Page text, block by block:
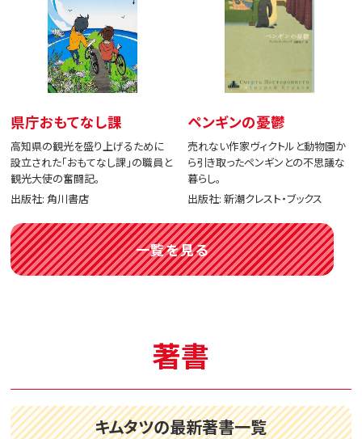
県庁おもてなし課
高知県の観光を盛り上げるために
設立された「おもてなし課」の職員と
観光大使の奮闘記。
出版社: 角川書店
ペンギンの憂鬱
売れない作家ヴィクトルと動物園か
ら引き取ったペンギンとの不思議な
暮らし。
出版社: 新潮クレスト・ブックス
一覧を見る
著書
キムタツの最新著書一覧